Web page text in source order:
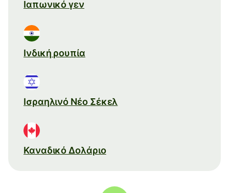
Ιαπωνικό γεν
Ινδική ρουπία
Ισραηλινό Νέο Σέκελ
Καναδικό Δολάριο